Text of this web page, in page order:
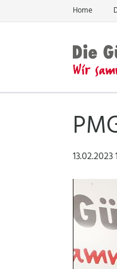
Home
13.02.2023